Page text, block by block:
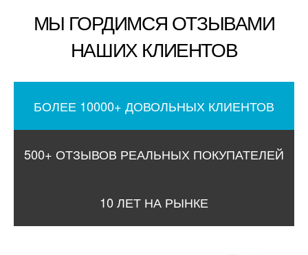
МЫ ГОРДИМСЯ ОТЗЫВАМИ
НАШИХ КЛИЕНТОВ
БОЛЕЕ 10000+ ДОВОЛЬНЫХ КЛИЕНТОВ
500+ ОТЗЫВОВ РЕАЛЬНЫХ ПОКУПАТЕЛЕЙ
10 ЛЕТ НА РЫНКЕ